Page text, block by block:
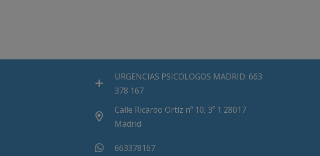
URGENCIAS PSICOLOGOS MADRID: 663
378 167
Calle Ricardo Ortíz nº 10, 3º 1 28017
Madrid
663378167